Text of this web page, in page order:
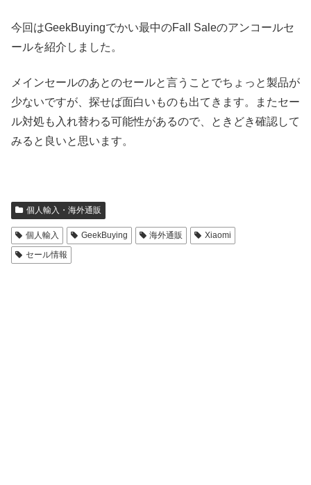
今回はGeekBuyingでかい最中のFall Saleのアンコールセ
ールを紹介しました。
メインセールのあとのセールと言うことでちょっと製品が
少ないですが、探せば面白いものも出てきます。またセー
ル対処も入れ替わる可能性があるので、ときどき確認して
みると良いと思います。
個人輸入・海外通販
個人輸入 GeekBuying 海外通販
Xiaomi
セール情報